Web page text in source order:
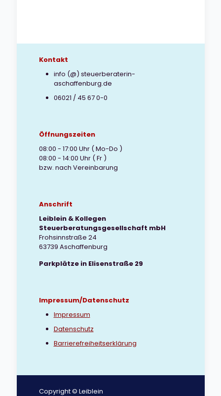
Kontakt
info (@) steuerberaterin-
aschaffenburg.de
06021 / 45 67 0-0
Öffnungszeiten
08:00 - 17:00 Uhr ( Mo-Do )
08:00 - 14:00 Uhr ( Fr )
bzw. nach Vereinbarung
Anschrift
Leiblein & Kollegen
Steuerberatungsgesellschaft mbH
Frohsinnstraße 24
63739 Aschaffenburg
Parkplätze in Elisenstraße 29
Impressum/Datenschutz
Impressum
Datenschutz
Barrierefreiheitserklärung
Copyright © Leiblein